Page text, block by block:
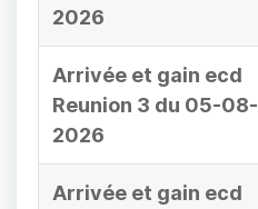
2026
Arrivée et gain ecd
Reunion 3 du 05-08-
2026
Arrivée et gain ecd